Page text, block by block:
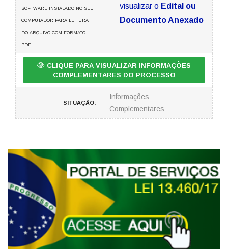
SOFTWARE INSTALADO NO SEU
COMPUTADOR PARA LEITURA
DO ARQUIVO COM FORMATO
PDF
visualizar o Edital ou
Documento Anexado
CLIQUE PARA VISUALIZAR INFORMAÇÕES
COMPLEMENTARES DO PROCESSO
SITUAÇÃO:
Informações
Complementares